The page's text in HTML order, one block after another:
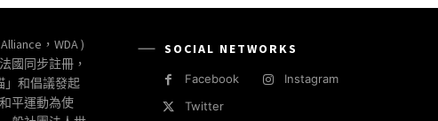
，WDA )
國同步註冊，
」和倡議發起
平運動為使
SOCIAL NETWORKS
Facebook
Instagram
Twitter